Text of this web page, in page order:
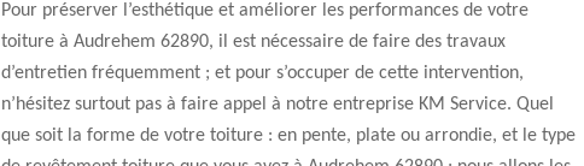
Pour préserver l’esthétique et améliorer les performances de votre
toiture à Audrehem 62890, il est nécessaire de faire des travaux
d’entretien fréquemment ; et pour s’occuper de cette intervention,
n’hésitez surtout pas à faire appel à notre entreprise KM Service. Quel
que soit la forme de votre toiture : en pente, plate ou arrondie, et le type